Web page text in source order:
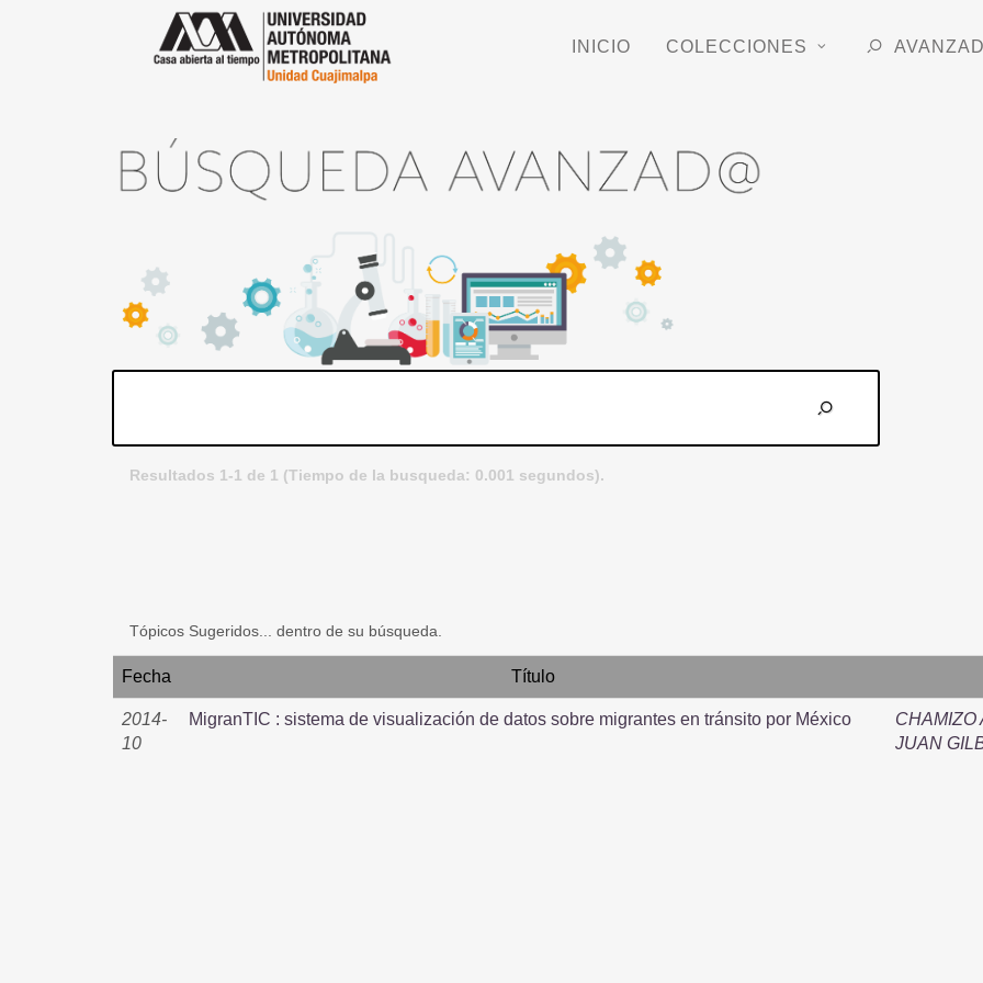
INICIO COLECCIONES
Resultados 1-1 de 1 (Tiempo de la busqueda: 0.001 segundos).
Tópicos Sugeridos... dentro de su búsqueda.
Fecha Título
2014-
10
MigranTIC : sistema de visualización de datos sobre migrantes en tránsito por México
CHAMIZO
JUAN